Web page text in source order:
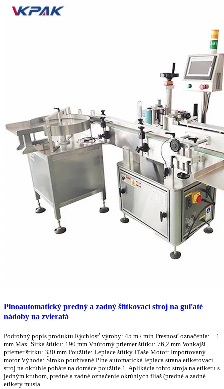
Plnoautomatický predný a zadný štítkovací stroj na guľaté
nádoby na zvieratá
Podrobný popis produktu Rýchlosť výroby: 45 m / min Presnosť označenia: ± 1
mm Max. Šírka štítku: 190 mm Vnútorný priemer štítku: 76,2 mm Vonkajší
priemer štítku: 330 mm Použitie: Lepiace štítky Fľaše Motor: Importovaný
motor Výhoda: Široko používané Plne automatická lepiaca strana etiketovací
stroj na okrúhle poháre na domáce použitie 1. Aplikácia tohto stroja na etiketu s
jedným kruhom, predné a zadné označenie okrúhlych fliaš (predné a zadné
etikety musia ...